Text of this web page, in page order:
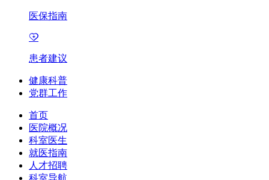
医保指南
患者建议
健康科普
党群工作
首页
医院概况
科室医生
就医指南
人才招聘
科室导航